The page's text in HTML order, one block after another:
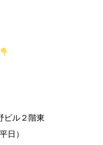
ビル２階東
日）